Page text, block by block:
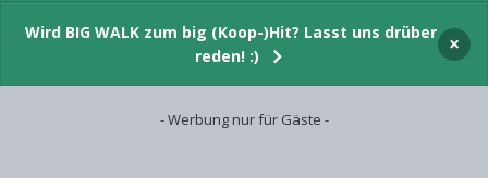
Wird BIG WALK zum big (Koop-)Hit? Lasst uns drüber
reden! :)
×
- Werbung nur für Gäste -